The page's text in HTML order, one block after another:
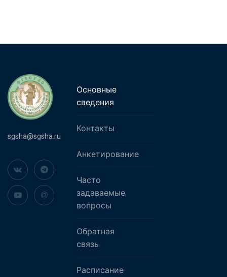
sgsha@sgsha.ru
Основные
сведения
Контакты
Анкетирование
Часто
задаваемые
вопросы
Обратная
связь
Расписание